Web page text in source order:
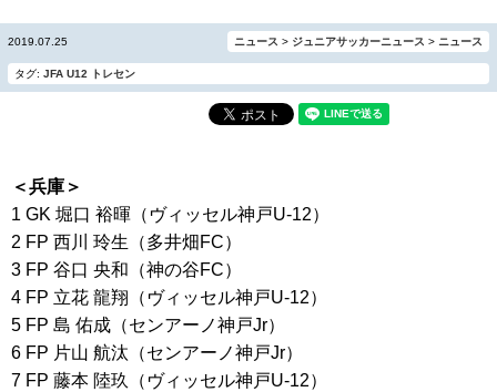
2019.07.25 ニュース > ジュニアサッカーニュース > ニュース
タグ: JFA U12 トレセン
＜兵庫＞
1 GK 堀口 裕暉（ヴィッセル神戸U-12）
2 FP 西川 玲生（多井畑FC）
3 FP 谷口 央和（神の谷FC）
4 FP 立花 龍翔（ヴィッセル神戸U-12）
5 FP 島 佑成（センアーノ神戸Jr）
6 FP 片山 航汰（センアーノ神戸Jr）
7 FP 藤本 陸玖（ヴィッセル神戸U-12）